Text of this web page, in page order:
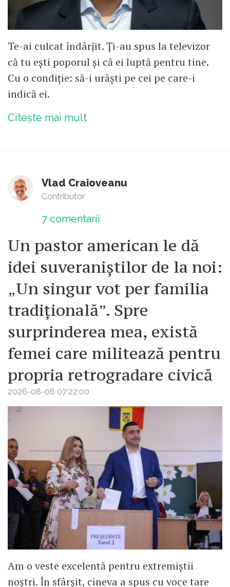
Te-ai culcat îndârjit. Ți-au spus la televizor
că tu ești poporul și că ei luptă pentru tine.
Cu o condiție: să-i urăști pe cei pe care-i
indică ei.
Citește mai mult
Vlad Craioveanu
Contributor
7 comentarii
Un pastor american le dă
idei suveraniștilor de la noi:
„Un singur vot per familia
tradițională”. Spre
surprinderea mea, există
femei care militează pentru
propria retrogradare civică
2026-08-06 07:22:00
Am o veste excelentă pentru extremiștii
noștri. În sfârșit, cineva a spus cu voce tare